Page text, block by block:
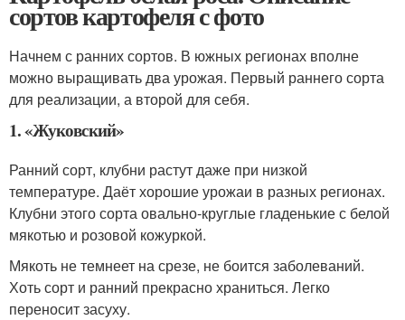
сортов картофеля с фото
Начнем с ранних сортов. В южных регионах вполне
можно выращивать два урожая. Первый раннего сорта
для реализации, а второй для себя.
1. «Жуковский»
Ранний сорт, клубни растут даже при низкой
температуре. Даёт хорошие урожаи в разных регионах.
Клубни этого сорта овально-круглые гладенькие с белой
мякотью и розовой кожуркой.
Мякоть не темнеет на срезе, не боится заболеваний.
Хоть сорт и ранний прекрасно храниться. Легко
переносит засуху.